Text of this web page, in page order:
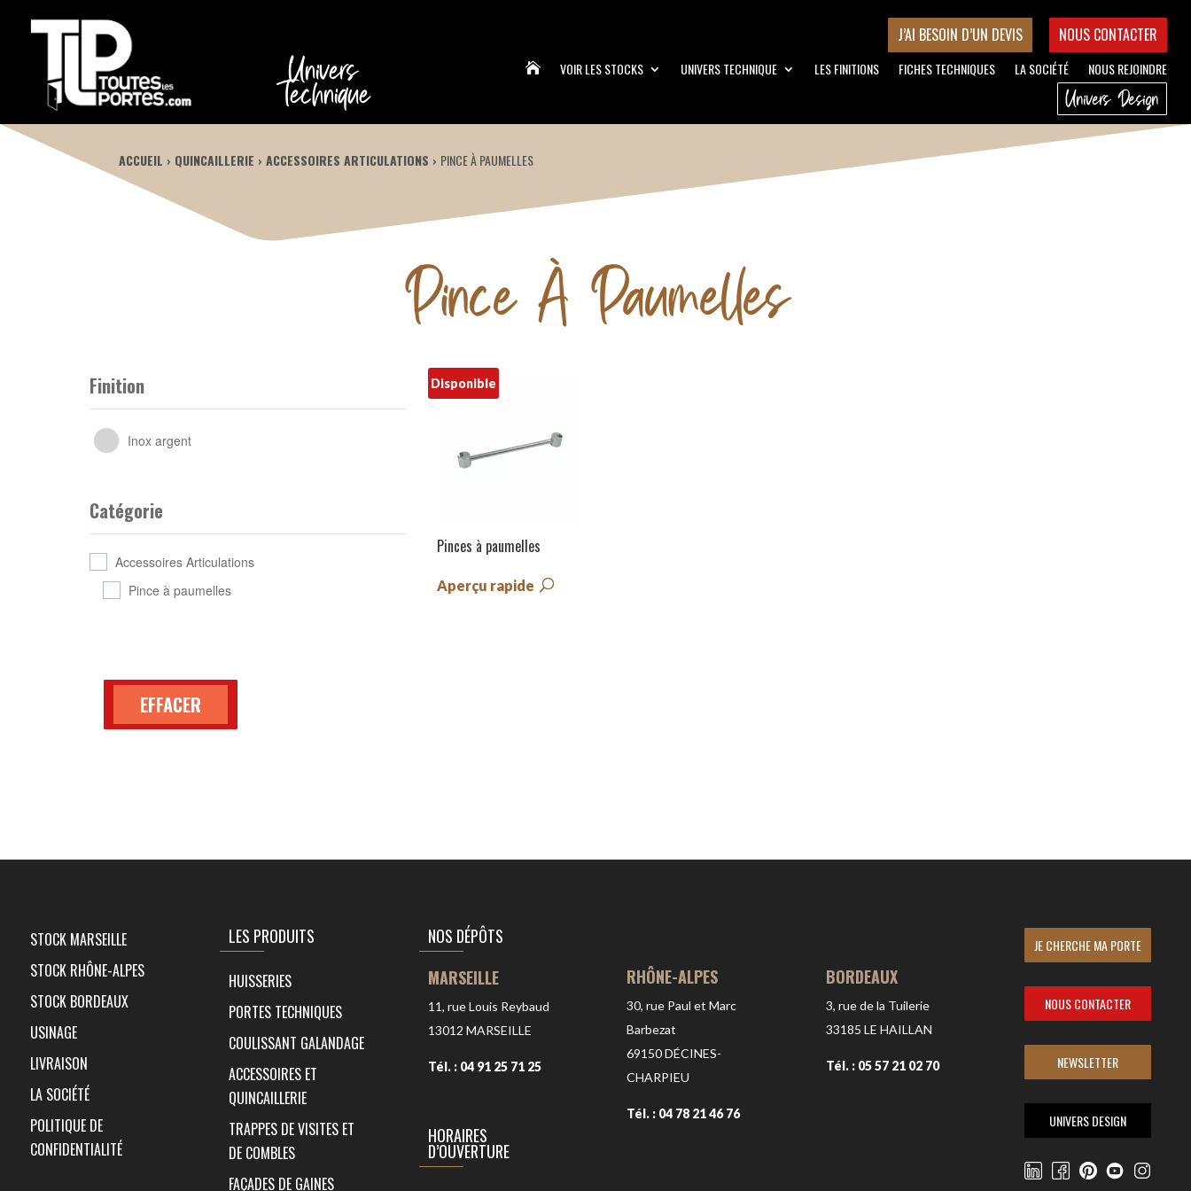
Univers
Technique
J’AI BESOIN D’UN DEVIS NOUS CONTACTER
 VOIR LES STOCKS UNIVERS TECHNIQUE LES FINITIONS FICHES TECHNIQUES LA SOCIÉTÉ NOUS REJOINDRE
Univers Design
ACCUEIL QUINCAILLERIE ACCESSOIRES ARTICULATIONS PINCE À PAUMELLES
Pince À Paumelles
Finition
Inox argent
Catégorie
Accessoires Articulations
Pince à paumelles
EFFACER
Disponible
Pinces à paumelles
Aperçu rapide
STOCK MARSEILLE
STOCK RHÔNE-ALPES
STOCK BORDEAUX
USINAGE
LIVRAISON
LA SOCIÉTÉ
POLITIQUE DE
CONFIDENTIALITÉ
LES PRODUITS
HUISSERIES
PORTES TECHNIQUES
COULISSANT GALANDAGE
ACCESSOIRES ET
QUINCAILLERIE
TRAPPES DE VISITES ET
DE COMBLES
FAÇADES DE GAINES
NOS DÉPÔTS
MARSEILLE
11, rue Louis Reybaud
13012 MARSEILLE
Tél. : 04 91 25 71 25
HORAIRES
D’OUVERTURE
RHÔNE-ALPES
30, rue Paul et Marc
Barbezat
69150DÉCINES-
CHARPIEU
Tél. : 04 78 21 46 76
BORDEAUX
3, rue de la Tuilerie
33185 LE HAILLAN
Tél. : 05 57 21 02 70
JE CHERCHE MA PORTE
NOUS CONTACTER
NEWSLETTER
UNIVERS DESIGN